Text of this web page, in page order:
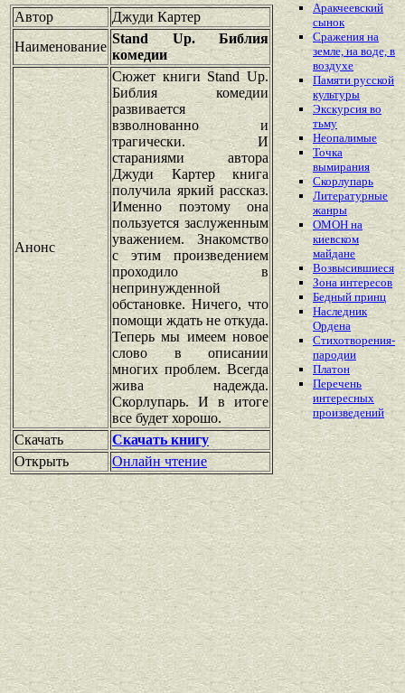
Автор
Джуди Картер
Наименование
Stand Up. Библия
комедии
Анонс
Сюжет книги Stand Up.
Библия комедии
развивается
взволнованно и
трагически. И
стараниями автора
Джуди Картер книга
получила яркий рассказ.
Именно поэтому она
пользуется заслуженным
уважением. Знакомство
с этим произведением
проходило в
непринужденной
обстановке. Ничего, что
помощи ждать не откуда.
Теперь мы имеем новое
слово в описании
многих проблем. Всегда
жива надежда.
Скорлупарь. И в итоге
все будет хорошо.
Скачать
Скачать книгу
Открыть
Онлайн чтение
Аракчеевский
сынок
Сражения на
земле, на воде, в
воздухе
Памяти русской
культуры
Экскурсия во
тьму
Неопалимые
Точка
вымирания
Скорлупарь
Литературные
жанры
ОМОН на
киевском
майдане
Возвысившиеся
Зона интересов
Бедный принц
Наследник
Ордена
Стихотворения-
пародии
Платон
Перечень
интересных
произведений